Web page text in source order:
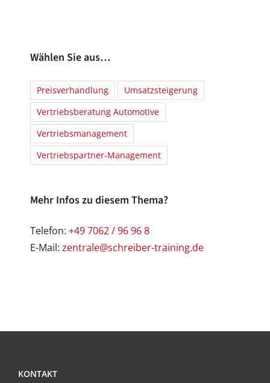
Wählen Sie aus…
Preisverhandlung
Umsatzsteigerung
Vertriebsberatung Automotive
Vertriebsmanagement
Vertriebspartner-Management
Mehr Infos zu diesem Thema?
Telefon: +49 7062 / 96 96 8
E-Mail: zentrale@schreiber-training.de
KONTAKT